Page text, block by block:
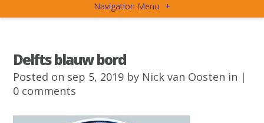
Navigation Menu +
Delfts blauw bord
Posted on sep 5, 2019 by Nick van Oosten in |
0 comments